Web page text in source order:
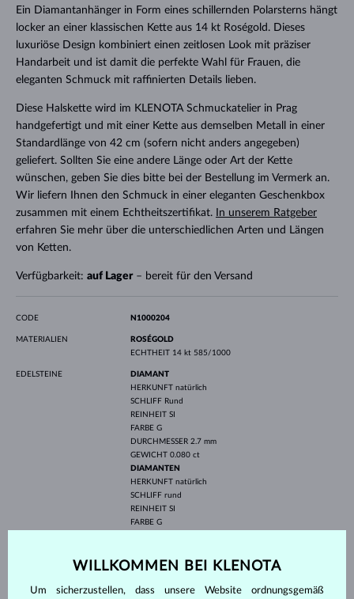
Ein Diamantanhänger in Form eines schillernden Polarsterns hängt
locker an einer klassischen Kette aus 14 kt Roségold. Dieses
luxuriöse Design kombiniert einen zeitlosen Look mit präziser
Handarbeit und ist damit die perfekte Wahl für Frauen, die
eleganten Schmuck mit raffinierten Details lieben.
Diese Halskette wird im KLENOTA Schmuckatelier in Prag
handgefertigt und mit einer Kette aus demselben Metall in einer
Standardlänge von 42 cm (sofern nicht anders angegeben)
geliefert. Sollten Sie eine andere Länge oder Art der Kette
wünschen, geben Sie dies bitte bei der Bestellung im Vermerk an.
Wir liefern Ihnen den Schmuck in einer eleganten Geschenkbox
zusammen mit einem Echtheitszertifikat.
In unserem Ratgeber
erfahren Sie mehr über die unterschiedlichen Arten und Längen
von Ketten.
Verfügbarkeit: auf Lager– bereit für den Versand
CODE N1000204
MATERIALIEN
ROSÉGOLD
ECHTHEIT 14 kt 585/1000
EDELSTEINE
DIAMANT
HERKUNFT natürlich
SCHLIFF Rund
REINHEIT SI
FARBE G
DURCHMESSER 2.7 mm
GEWICHT 0.080 ct
DIAMANTEN
HERKUNFT natürlich
SCHLIFF rund
REINHEIT SI
FARBE G
8.40 mm
HÖHE 9.60 mm
WILLKOMMEN BEI KLENOTA
Um sicherzustellen, dass unsere Website ordnungsgemäß